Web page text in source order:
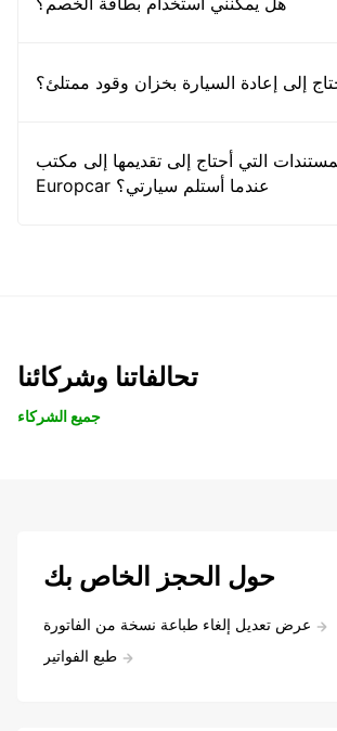
إلى إعادة السيارة بخزان وقود ممتلئ؟
التي أحتاج إلى تقديمها إلى مكتب
Europcar عندما أستلم سيارتي؟
تحالفاتنا وشركائنا
جميع الشركاء
حول الحجز الخاص بك
عرض تعديل إلغاء طباعة نسخة من الفاتورة
طبع الفواتير